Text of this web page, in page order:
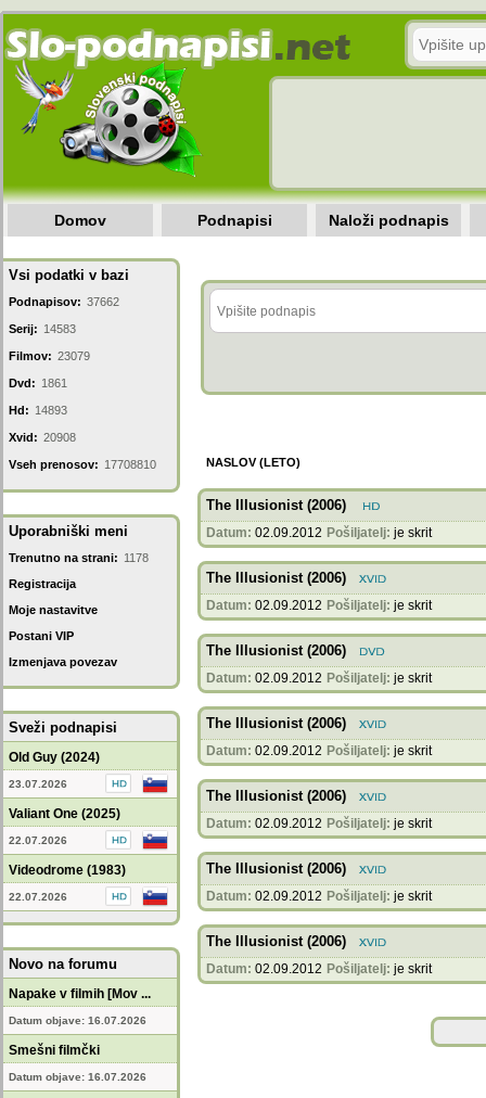
Domov Podnapisi Naloži podnapis
Vsi podatki v bazi
Podnapisov: 37662
Serij: 14583
Filmov: 23079
Dvd: 1861
Hd: 14893
Xvid: 20908
Vseh prenosov: 17708810
Uporabniški meni
Trenutno na strani: 1178
Registracija
Moje nastavitve
Postani VIP
Izmenjava povezav
Sveži podnapisi
Old Guy (2024)
23.07.2026
Valiant One (2025)
22.07.2026
Videodrome (1983)
22.07.2026
Novo na forumu
Napake v filmih [Mov ...
Datum objave: 16.07.2026
Smešni filmčki
Datum objave: 16.07.2026
NASLOV (LETO)
The Illusionist (2006)
Datum: 02.09.2012 Pošiljatelj: je skrit
The Illusionist (2006)
Datum: 02.09.2012 Pošiljatelj: je skrit
The Illusionist (2006)
Datum: 02.09.2012 Pošiljatelj: je skrit
The Illusionist (2006)
Datum: 02.09.2012 Pošiljatelj: je skrit
The Illusionist (2006)
Datum: 02.09.2012 Pošiljatelj: je skrit
The Illusionist (2006)
Datum: 02.09.2012 Pošiljatelj: je skrit
The Illusionist (2006)
Datum: 02.09.2012 Pošiljatelj: je skrit